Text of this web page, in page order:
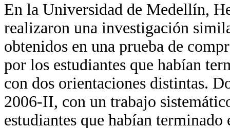
En la Universidad de Medellín,
realizaron una investigación
obtenidos en una prueba de
por los estudiantes que habían
con dos orientaciones distintas.
2006-II, con un trabajo
estudiantes que habían